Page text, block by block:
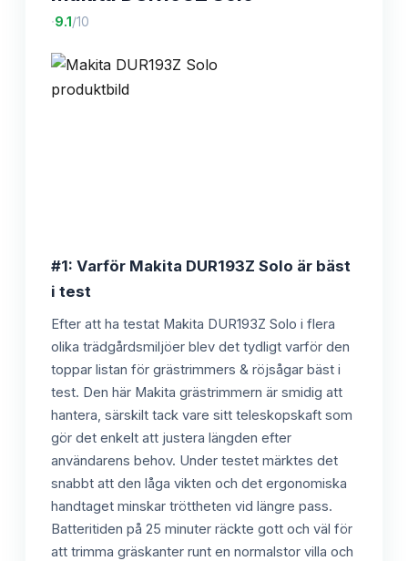
·9.1 /10
#1: Varför Makita DUR193Z Solo är bäst
i test
Efter att ha testat Makita DUR193Z Solo i flera
olika trädgårdsmiljöer blev det tydligt varför den
toppar listan för grästrimmers & röjsågar bäst i
test. Den här Makita grästrimmern är smidig att
hantera, särskilt tack vare sitt teleskopskaft som
gör det enkelt att justera längden efter
användarens behov. Under testet märktes det
snabbt att den låga vikten och det ergonomiska
handtaget minskar tröttheten vid längre pass.
Batteritiden på 25 minuter räckte gott och väl för
att trimma gräskanter runt en normalstor villa och